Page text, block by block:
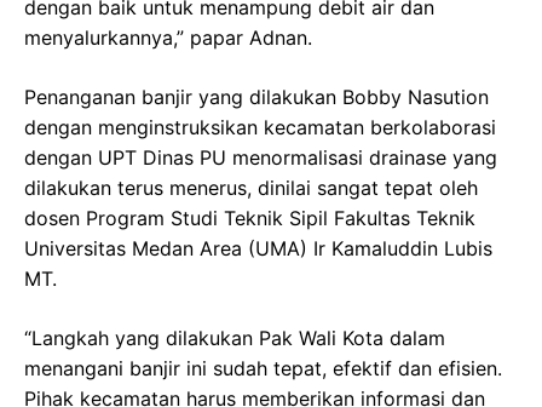
dengan baik untuk menampung debit air dan
menyalurkannya,” papar Adnan.
Penanganan banjir yang dilakukan Bobby Nasution
dengan menginstruksikan kecamatan berkolaborasi
dengan UPT Dinas PU menormalisasi drainase yang
dilakukan terus menerus, dinilai sangat tepat oleh
dosen Program Studi Teknik Sipil Fakultas Teknik
Universitas Medan Area (UMA) Ir Kamaluddin Lubis
MT.
“Langkah yang dilakukan Pak Wali Kota dalam
menangani banjir ini sudah tepat, efektif dan efisien.
Pihak kecamatan harus memberikan informasi dan